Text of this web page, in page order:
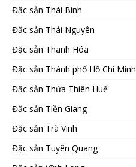
Đặc sản Thái Bình
Đặc sản Thái Nguyên
Đặc sản Thanh Hóa
Đặc sản Thành phố Hồ Chí Minh
Đặc sản Thừa Thiên Huế
Đặc sản Tiền Giang
Đặc sản Trà Vinh
Đặc sản Tuyên Quang